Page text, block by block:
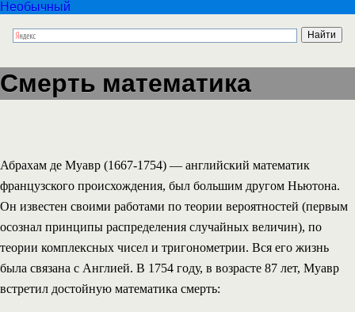
Необычный
Смерть математика
Абрахам де Муавр (1667-1754) — английский математик
французского происхождения, был большим другом Ньютона.
Он известен своими работами по теории вероятностей (первым
осознал принципы распределения случайных величин), по
теории комплексных чисел и тригонометрии. Вся его жизнь
была связана с Англией. В 1754 году, в возрасте 87 лет, Муавр
встретил достойную математика смерть: